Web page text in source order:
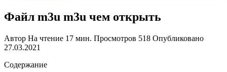
Файл m3u m3u чем открыть
Автор На чтение 17 мин. Просмотров 518 Опубликовано
27.03.2021
Содержание